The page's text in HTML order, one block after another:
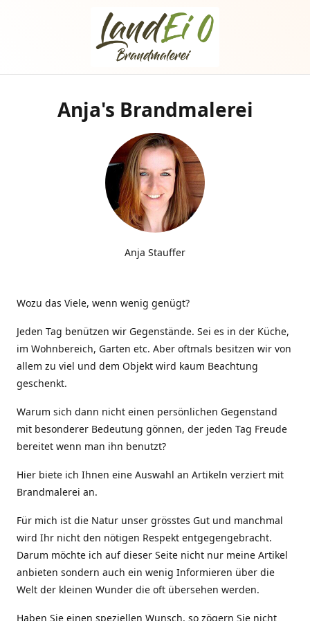
Anja's Brandmalerei
Anja Stauffer
Wozu das Viele, wenn wenig genügt?
Jeden Tag benützen wir Gegenstände. Sei es in der Küche,
im Wohnbereich, Garten etc. Aber oftmals besitzen wir von
allem zu viel und dem Objekt wird kaum Beachtung
geschenkt.
Warum sich dann nicht einen persönlichen Gegenstand
mit besonderer Bedeutung gönnen, der jeden Tag Freude
bereitet wenn man ihn benutzt?
Hier biete ich Ihnen eine Auswahl an Artikeln verziert mit
Brandmalerei an.
Für mich ist die Natur unser grösstes Gut und manchmal
wird Ihr nicht den nötigen Respekt entgegengebracht.
Darum möchte ich auf dieser Seite nicht nur meine Artikel
anbieten sondern auch ein wenig Informieren über die
Welt der kleinen Wunder die oft übersehen werden.
Haben Sie einen speziellen Wunsch, so zögern Sie nicht